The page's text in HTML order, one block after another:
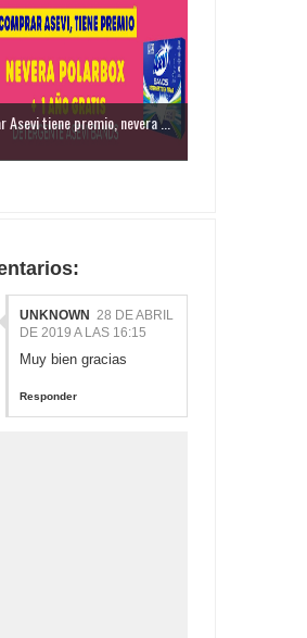
Asevi tiene premio, nevera ...
UNKNOWN 28 DE ABRIL
DE 2019 A LAS 16:15
Muy bien gracias
Responder